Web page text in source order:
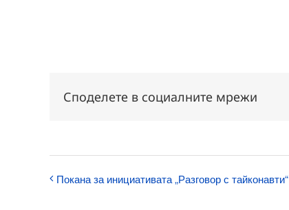
Споделете в социалните мрежи
Покана за инициативата „Разговор с тайконавти“